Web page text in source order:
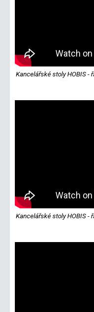
Kancelářské stoly HOBIS -
Kancelářské stoly HOBIS -